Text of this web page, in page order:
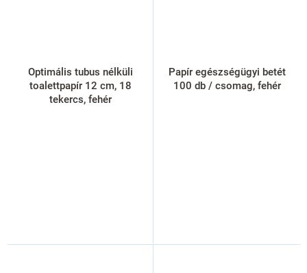
Optimális tubus nélküli
toalettpapír 12 cm, 18
tekercs, fehér
Papír egészségügyi betét
100 db / csomag, fehér